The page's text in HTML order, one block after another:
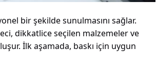
bir şekilde sunulmasını sağlar.
dikkatlice seçilen malzemeler ve
İlk aşamada, baskı için uygun